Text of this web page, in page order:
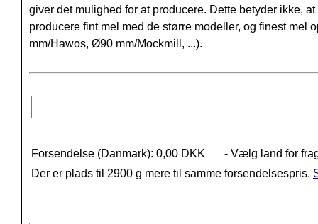
giver det mulighed for at producere. Dette betyder ikke,
producere fint mel med de større modeller, og finest
mm/Hawos, Ø90 mm/Mockmill, ...).
Forsendelse (Danmark): 0,00 DKK
- Vælg land for
Der er plads til 2900 g mere til samme forsendelsespris.